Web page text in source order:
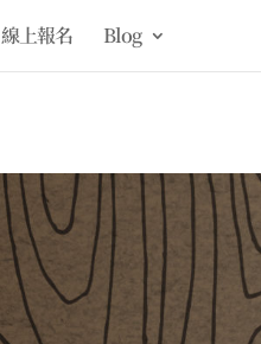
線上報名 Blog